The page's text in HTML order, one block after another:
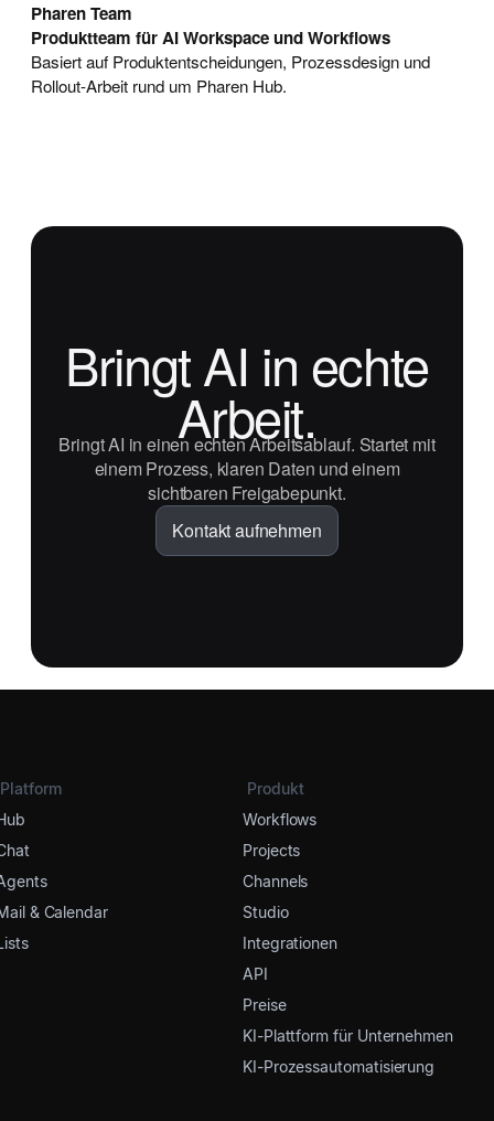
Pharen Team
Produktteam für AI Workspace und Workflows
Basiert auf Produktentscheidungen, Prozessdesign und
Rollout-Arbeit rund um Pharen Hub.
Bringt AI in echte
Arbeit.
Bringt AI in einen echten Arbeitsablauf. Startet mit
einem Prozess, klaren Daten und einem
sichtbaren Freigabepunkt.
Kontakt aufnehmen
Platform
& Calendar
Produkt
Workflows
Projects
Channels
Studio
Integrationen
API
Preise
KI-Plattform für Unternehmen
KI-Prozessautomatisierung